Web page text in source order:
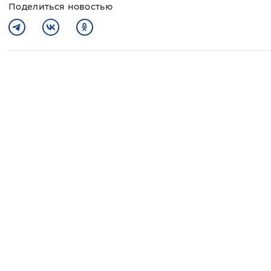
Поделиться новостью